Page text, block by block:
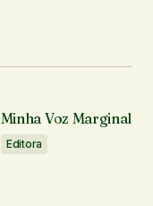
Minha Voz Marginal
Editora